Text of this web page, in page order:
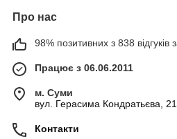
Про нас
98% позитивних з 838 відгуків
Працює з 06.06.2011
м. Суми
вул. Герасима Кондратьєва,
Контакти